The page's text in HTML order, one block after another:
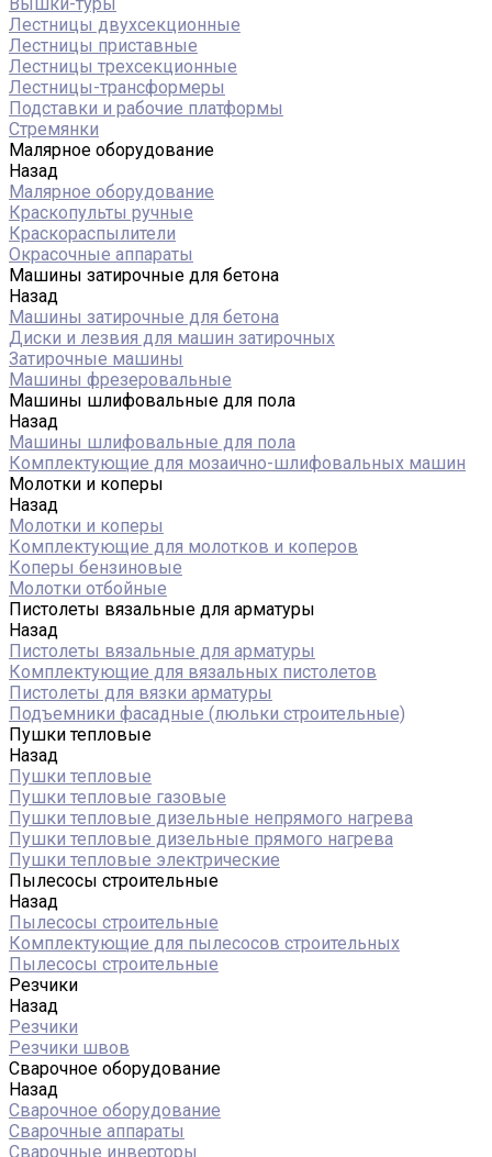
Лестницы двухсекционные
Лестницы приставные
Лестницы трехсекционные
Лестницы-трансформеры
Подставки и рабочие платформы
Стремянки
Малярное оборудование
Назад
Малярное оборудование
Краскопульты ручные
Краскораспылители
Окрасочные аппараты
Машины затирочные для бетона
Назад
Машины затирочные для бетона
Диски и лезвия для машин затирочных
Затирочные машины
Машины фрезеровальные
Машины шлифовальные для пола
Назад
Машины шлифовальные для пола
Комплектующие для мозаично-шлифовальных машин
Молотки и коперы
Назад
Молотки и коперы
Комплектующие для молотков и коперов
Коперы бензиновые
Молотки отбойные
Пистолеты вязальные для арматуры
Назад
Пистолеты вязальные для арматуры
Комплектующие для вязальных пистолетов
Пистолеты для вязки арматуры
Подъемники фасадные (люльки строительные)
Пушки тепловые
Назад
Пушки тепловые
Пушки тепловые газовые
Пушки тепловые дизельные непрямого нагрева
Пушки тепловые дизельные прямого нагрева
Пушки тепловые электрические
Пылесосы строительные
Назад
Пылесосы строительные
Комплектующие для пылесосов строительных
Пылесосы строительные
Резчики
Назад
Резчики
Резчики швов
Сварочное оборудование
Назад
Сварочное оборудование
Сварочные аппараты
Сварочные инверторы